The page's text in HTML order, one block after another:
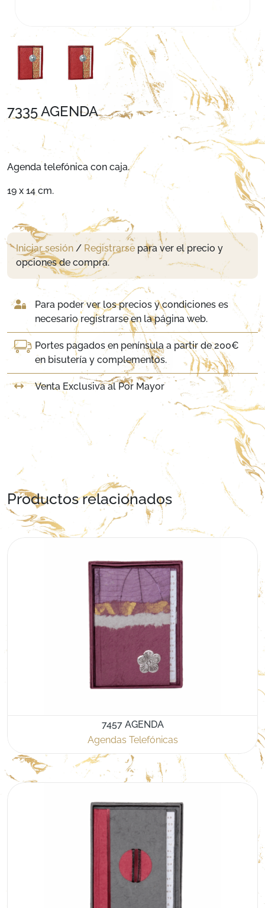
7335 AGENDA
Agenda telefónica con caja.
19 x 14 cm.
Iniciar sesión / Registrarse para ver el precio y
opciones de compra.
Para poder ver los precios y condiciones es
necesario registrarse en la página web.
Portes pagados en península a partir de 200€
en bisutería y complementos.
Venta Exclusiva al Por Mayor
Productos relacionados
7457 AGENDA
Agendas Telefónicas